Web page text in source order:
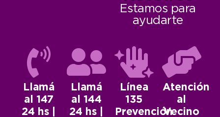
Estamos para
ayudarte
Llamá
al 147
24 hs |
Llamá
al 144
24 hs |
Línea
135
Prevención
Atención
al
Vecino